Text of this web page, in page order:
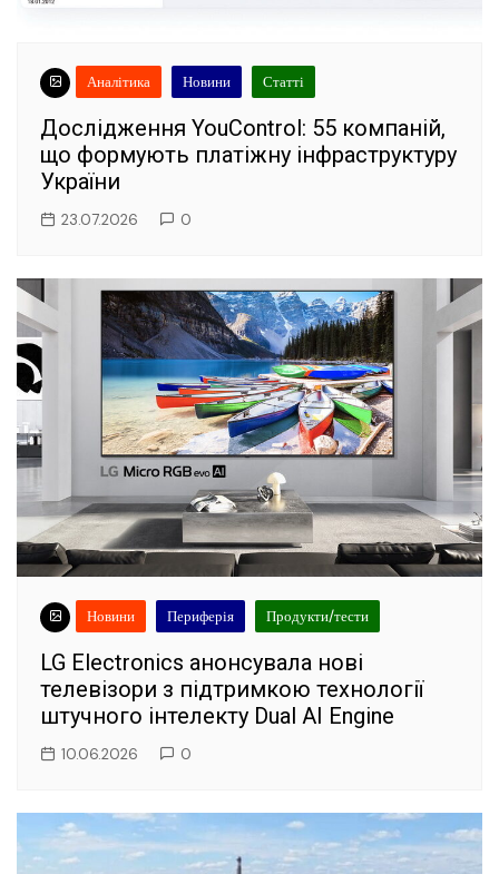
Аналітика Новини Статті
Дослідження YouControl: 55 компаній,
що формують платіжну інфраструктуру
України
23.07.2026 0
Новини Периферія Продукти/тести
LG Electronics анонсувала нові
телевізори з підтримкою технології
штучного інтелекту Dual AI Engine
10.06.2026 0